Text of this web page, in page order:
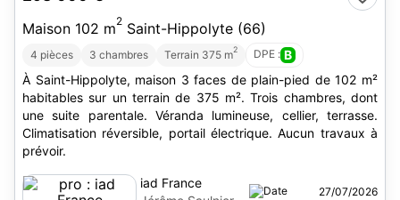
Maison 102 m2 Saint-Hippolyte (66)
4 pièces 3 chambres Terrain 375 m2 DPE : B
À Saint-Hippolyte, maison 3 faces de plain-pied de 102 m²
habitables sur un terrain de 375 m². Trois chambres, dont
une suite parentale. Véranda lumineuse, cellier, terrasse.
Climatisation réversible, portail électrique. Aucun travaux à
prévoir.
iad France
27/07/2026